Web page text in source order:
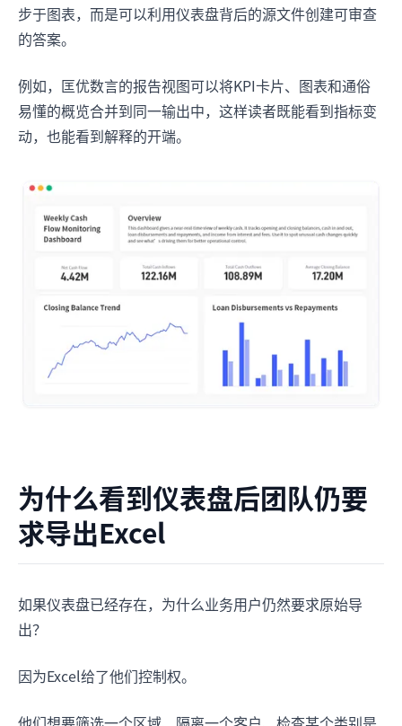
步于图表，而是可以利用仪表盘背后的源文件创建可审查
的答案。
例如，匡优数言的报告视图可以将KPI卡片、图表和通俗
易懂的概览合并到同一输出中，这样读者既能看到指标变
动，也能看到解释的开端。
为什么看到仪表盘后团队仍要
求导出Excel
如果仪表盘已经存在，为什么业务用户仍然要求原始导
出？
因为Excel给了他们控制权。